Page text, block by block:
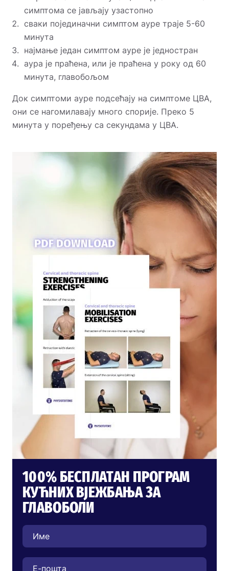
симптома се јављају узастопно
сваки појединачни симптом ауре траје 5-60
минута
најмање један симптом ауре је једностран
аура је праћена, или је праћена у року од 60
минута, главобољом
Док симптоми ауре подсећају на симптоме ЦВА,
они се нагомилавају много спорије. Преко 5
минута у поређењу са секундама у ЦВА.
100% БЕСПЛАТАН ПРОГРАМ
КУЋНИХ ВЈЕЖБАЊА ЗА
ГЛАВОБОЛИ